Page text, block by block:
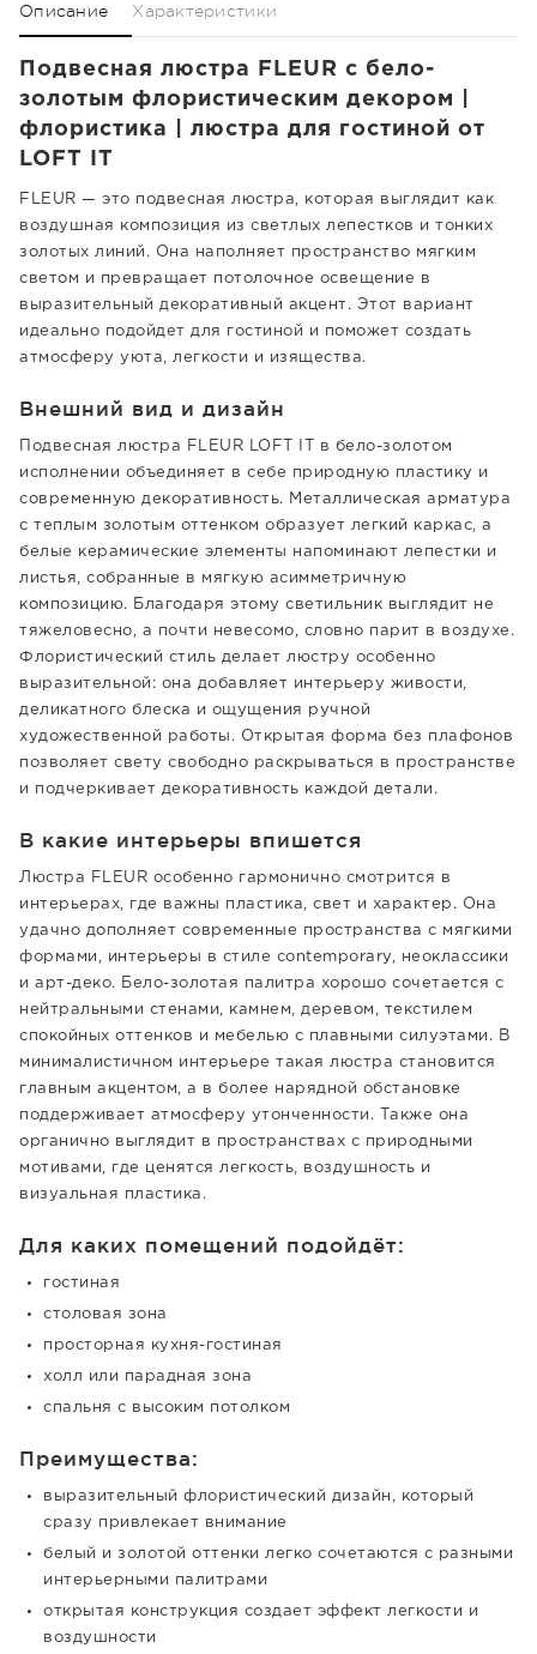
Описание Характеристики
Подвесная люстра FLEUR с бело-
золотым флористическим декором |
флористика | люстра для гостиной от
LOFT IT
FLEUR — это подвесная люстра, которая выглядит как
воздушная композиция из светлых лепестков и тонких
золотых линий. Она наполняет пространство мягким
светом и превращает потолочное освещение в
выразительный декоративный акцент. Этот вариант
идеально подойдет для гостиной и поможет создать
атмосферу уюта, легкости и изящества.
Внешний вид и дизайн
Подвесная люстра FLEUR LOFT IT в бело-золотом
исполнении объединяет в себе природную пластику и
современную декоративность. Металлическая арматура
с теплым золотым оттенком образует легкий каркас, а
белые керамические элементы напоминают лепестки и
листья, собранные в мягкую асимметричную
композицию. Благодаря этому светильник выглядит не
тяжеловесно, а почти невесомо, словно парит в воздухе.
Флористический стиль делает люстру особенно
выразительной: она добавляет интерьеру живости,
деликатного блеска и ощущения ручной
художественной работы. Открытая форма без плафонов
позволяет свету свободно раскрываться в пространстве
и подчеркивает декоративность каждой детали.
В какие интерьеры впишется
Люстра FLEUR особенно гармонично смотрится в
интерьерах, где важны пластика, свет и характер. Она
удачно дополняет современные пространства с мягкими
формами, интерьеры в стиле contemporary, неоклассики
и арт-деко. Бело-золотая палитра хорошо сочетается с
нейтральными стенами, камнем, деревом, текстилем
спокойных оттенков и мебелью с плавными силуэтами. В
минималистичном интерьере такая люстра становится
главным акцентом, а в более нарядной обстановке
поддерживает атмосферу утонченности. Также она
органично выглядит в пространствах с природными
мотивами, где ценятся легкость, воздушность и
визуальная пластика.
Для каких помещений подойдёт:
гостиная
столовая зона
просторная кухня-гостиная
холл или парадная зона
спальня с высоким потолком
Преимущества:
выразительный флористический дизайн, который
сразу привлекает внимание
белый и золотой оттенки легко сочетаются с разными
интерьерными палитрами
открытая конструкция создает эффект легкости и
воздушности